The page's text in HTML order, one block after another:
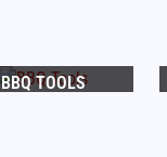
BBQ TOOLS